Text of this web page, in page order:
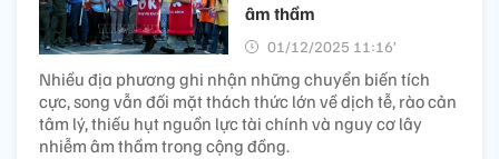
âm thầm
01/12/2025 11:16’
Nhiều địa phương ghi nhận những chuyển biến tích
cực, song vẫn đối mặt thách thức lớn về dịch tễ, rào cản
tâm lý, thiếu hụt nguồn lực tài chính và nguy cơ lây
nhiễm âm thầm trong cộng đồng.